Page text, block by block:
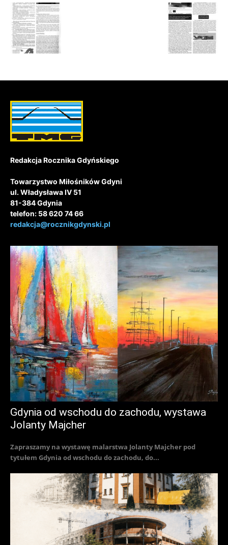
Redakcja Rocznika Gdyńskiego
Towarzystwo Miłośników Gdyni
ul. Władysława IV 51
81-384 Gdynia
telefon: 58 620 74 66
redakcja@rocznikgdynski.pl
Gdynia od wschodu do zachodu, wystawa
Jolanty Majcher
Zapraszamy na wystawę malarstwa Jolanty Majcher pod
tytułem Gdynia od wschodu do zachodu, do...